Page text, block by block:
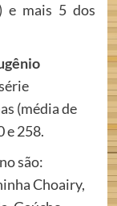
e mais 5 dos
(média de
e 258.
são:
Choairy,